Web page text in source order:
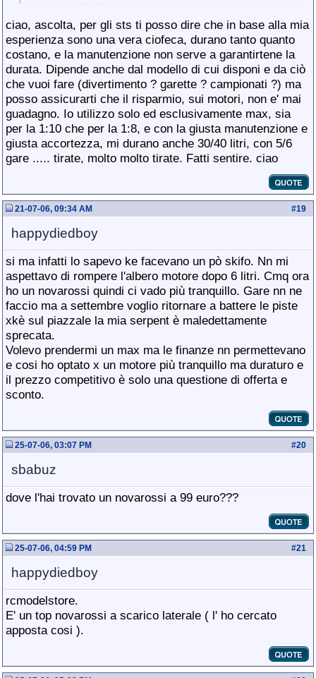
ciao, ascolta, per gli sts ti posso dire che in base alla mia
esperienza sono una vera ciofeca, durano tanto quanto
costano, e la manutenzione non serve a garantirtene la
durata. Dipende anche dal modello di cui disponi e da ciò
che vuoi fare (divertimento ? garette ? campionati ?) ma
posso assicurarti che il risparmio, sui motori, non e' mai
guadagno. Io utilizzo solo ed esclusivamente max, sia
per la 1:10 che per la 1:8, e con la giusta manutenzione e
giusta accortezza, mi durano anche 30/40 litri, con 5/6
gare ..... tirate, molto molto tirate. Fatti sentire. ciao
#19
21-07-06, 09:34 AM
happydiedboy
si ma infatti lo sapevo ke facevano un pò skifo. Nn mi
aspettavo di rompere l'albero motore dopo 6 litri. Cmq ora
ho un novarossi quindi ci vado più tranquillo. Gare nn ne
faccio ma a settembre voglio ritornare a battere le piste
xkè sul piazzale la mia serpent è maledettamente
sprecata.
Volevo prendermi un max ma le finanze nn permettevano
e cosi ho optato x un motore più tranquillo ma duraturo e
il prezzo competitivo è solo una questione di offerta e
sconto.
#20
25-07-06, 03:07 PM
sbabuz
dove l'hai trovato un novarossi a 99 euro???
#21
25-07-06, 04:59 PM
happydiedboy
rcmodelstore.
E' un top novarossi a scarico laterale ( l' ho cercato
apposta cosi ).